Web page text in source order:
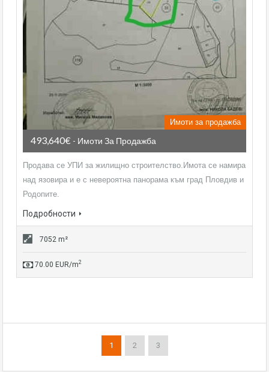
Имоти за продажба
493,640€ - Имоти За Продажба
Продава се УПИ за жилищно строителство.Имота се намира
над язовира и е с невероятна панорама към град Пловдив и
Родопите.
Подробности
7052 m²
70.00 EUR/m2
1 2 3